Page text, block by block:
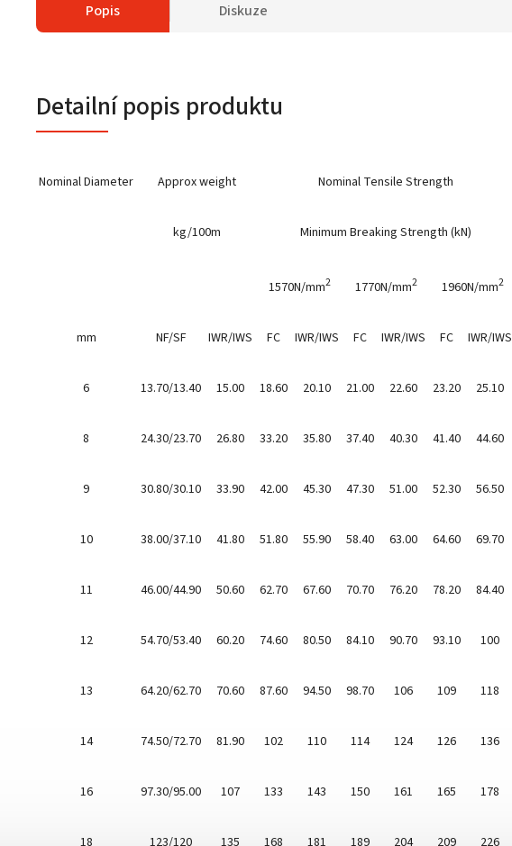
Popis Diskuze
Detailní popis produktu
Nominal Diameter Approx weight Nominal Tensile Strength
kg/100m Minimum Breaking Strength (kN)
1570N/mm2 1770N/mm2 1960N/mm2
mm NF/SF IWR/IWS FC IWR/IWS FC IWR/IWS FC IWR/IWS
6 13.70/13.40 15.00 18.60 20.10 21.00 22.60 23.20 25.10
8 24.30/23.70 26.80 33.20 35.80 37.40 40.30 41.40 44.60
9 30.80/30.10 33.90 42.00 45.30 47.30 51.00 52.30 56.50
10 38.00/37.10 41.80 51.80 55.90 58.40 63.00 64.60 69.70
11 46.00/44.90 50.60 62.70 67.60 70.70 76.20 78.20 84.40
12 54.70/53.40 60.20 74.60 80.50 84.10 90.70 93.10 100
13 64.20/62.70 70.60 87.60 94.50 98.70 106 109 118
14 74.50/72.70 81.90 102 110 114 124 126 136
16 97.30/95.00 107 133 143 150 161 165 178